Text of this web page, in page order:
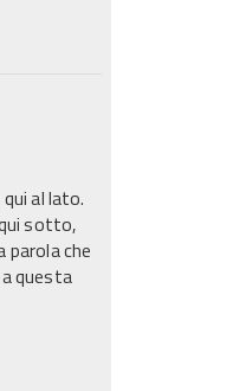
al lato.
sotto,
parola che
questa